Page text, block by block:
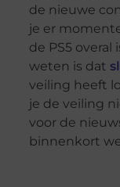
de nieuwe
je er
de PS5
weten is dat
veiling heeft
je de veiling
voor de
binnenkort